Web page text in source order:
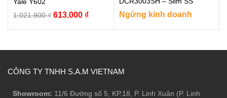
5 sao
1.021.900₫ Giá
613.000 ₫Giá
5 sao
Ngừng kinh doanh
CÔNG TY TNHH S.A.M VIETNAM
Showroom: 11/6 Đường số 5, KP.18, P. Linh Xuân (P. Linh